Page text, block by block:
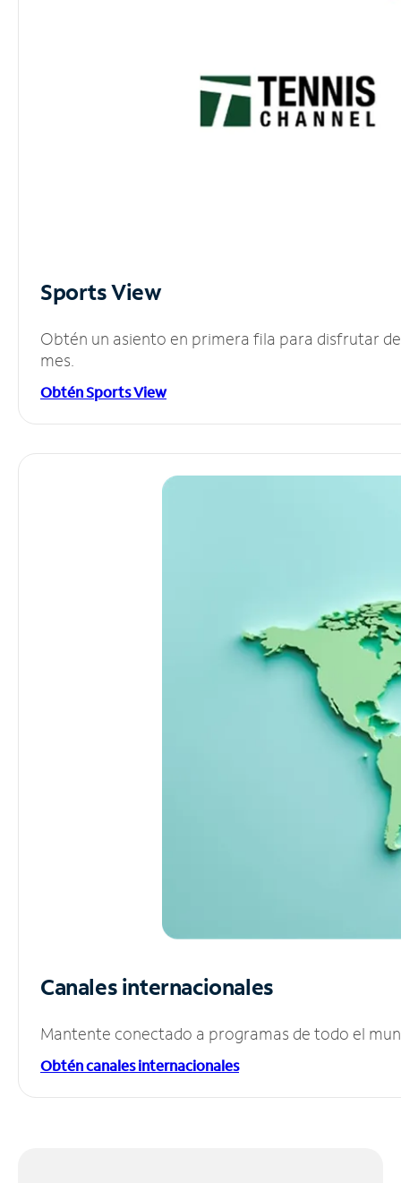
Sports View
Obtén un asiento en primera fila para disfrutar
mes.
Obtén Sports View
Canales internacionales
Mantente conectado a programas de todo el
Obtén canales internacionales